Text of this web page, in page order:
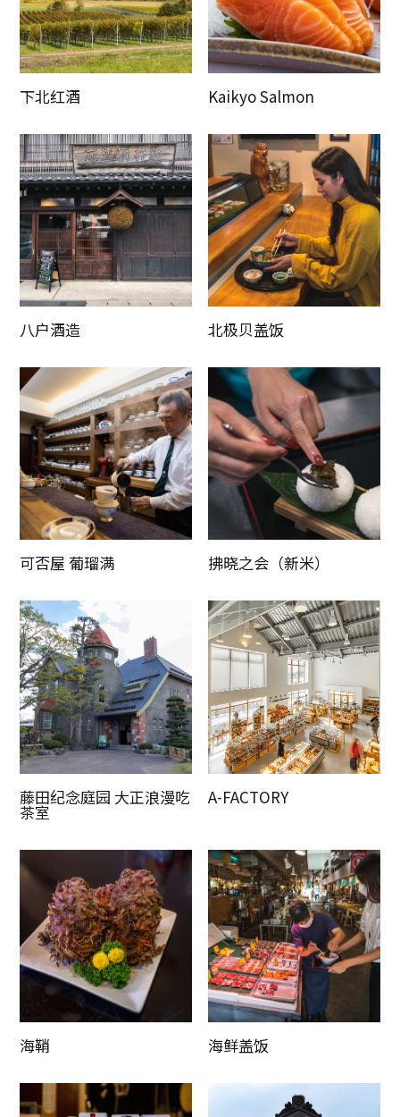
下北红酒 Kaikyo Salmon
八户酒造 北极贝盖饭
可否屋 葡瑠满 拂晓之会（新米）
藤田纪念庭园 大正浪漫吃
茶室
A-FACTORY
海鞘 海鲜盖饭